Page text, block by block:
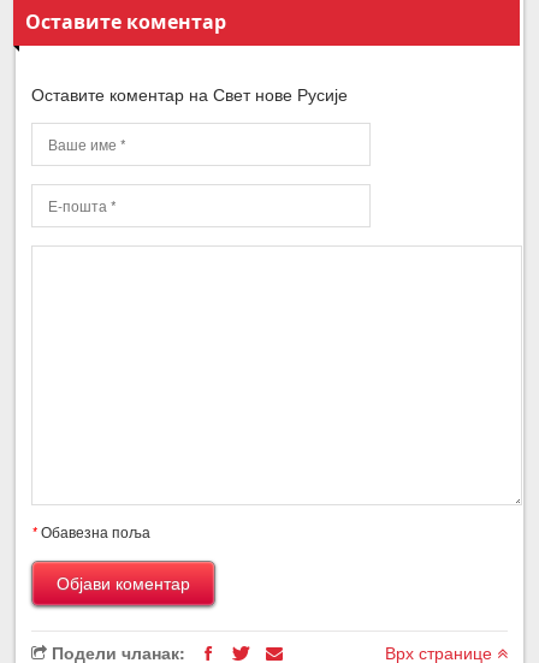
Оставите коментар
Оставите коментар на Свет нове Русије
*Обавезна поља
Подели чланак: Врх странице